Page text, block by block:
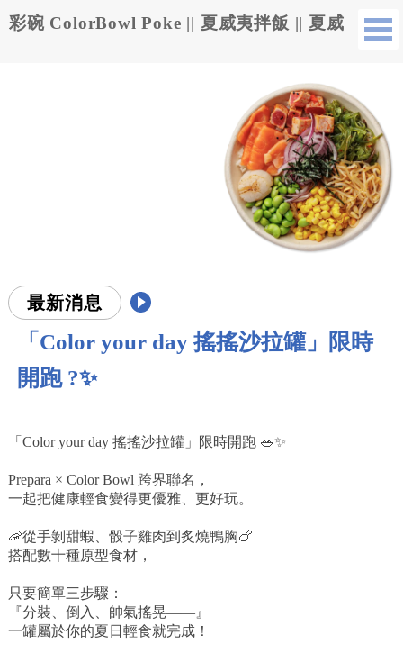
彩碗 ColorBowl Poke || 夏威夷拌飯 || 夏威
最新消息
「Color your day 搖搖沙拉罐」限時
開跑 ?✨
「Color your day 搖搖沙拉罐」限時開跑 🥗✨
Prepara × Color Bowl 跨界聯名，
一起把健康輕食變得更優雅、更好玩。
🦐從手剝甜蝦、骰子雞肉到炙燒鴨胸🍗
搭配數十種原型食材，
只要簡單三步驟：
『分裝、倒入、帥氣搖晃——』
一罐屬於你的夏日輕食就完成！